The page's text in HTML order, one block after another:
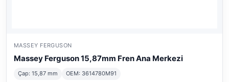
MASSEY FERGUSON
Massey Ferguson 15,87mm Fren Ana Merkezi
Çap: 15,87 mm OEM: 3614780M91